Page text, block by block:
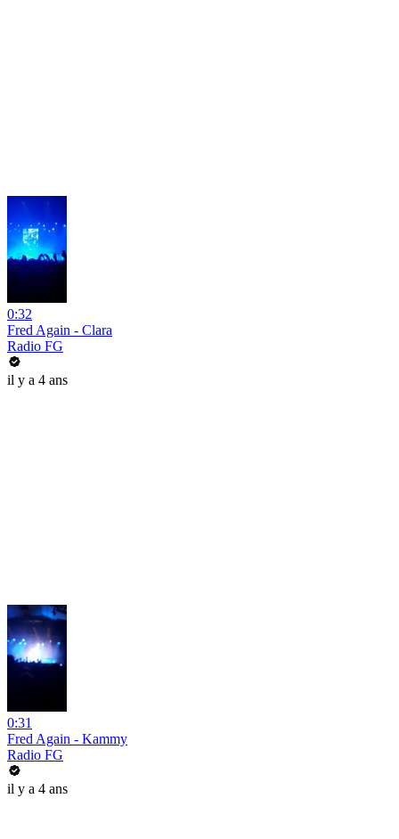
0:32
Fred Again - Clara
Radio FG
il y a 4 ans
0:31
Fred Again - Kammy
Radio FG
il y a 4 ans